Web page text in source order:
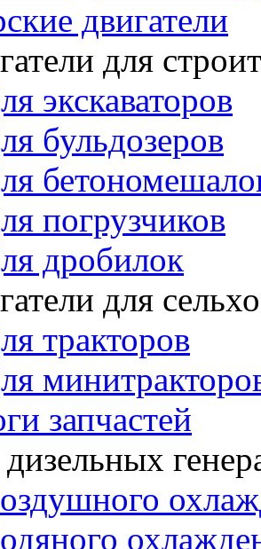
двигатели
для
экскаваторов
бульдозеров
погрузчиков
дробилок
для
тракторов
запчастей